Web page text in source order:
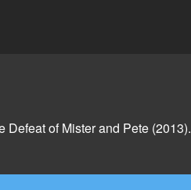
Defeat of Mister and Pete (2013).